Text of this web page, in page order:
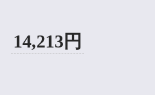
14,213円